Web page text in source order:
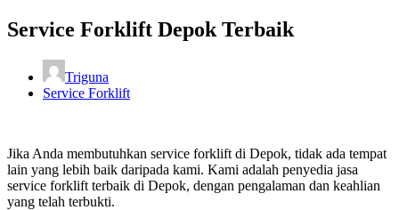
Service Forklift Depok Terbaik
Triguna
Service Forklift
Jika Anda membutuhkan service forklift di Depok, tidak ada tempat
lain yang lebih baik daripada kami. Kami adalah penyedia jasa
service forklift terbaik di Depok, dengan pengalaman dan keahlian
yang telah terbukti.